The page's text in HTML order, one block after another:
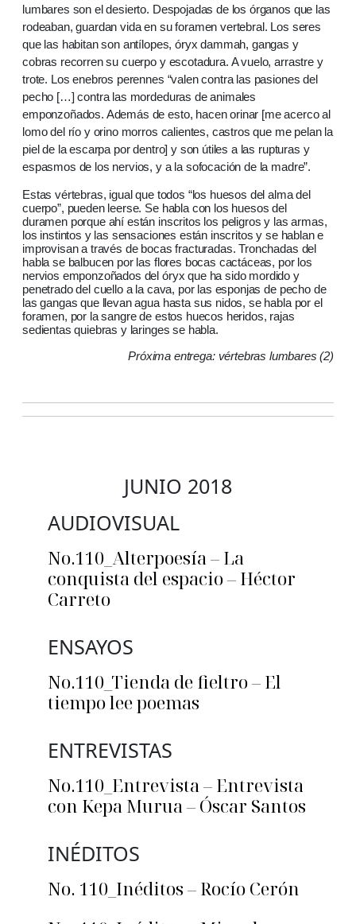
lumbares son el desierto. Despojadas de los órganos que las
rodeaban, guardan vida en su foramen vertebral. Los seres
que las habitan son antílopes, óryx dammah, gangas y
cobras recorren su cuerpo y escotadura. A vuelo, arrastre y
trote. Los enebros perennes “valen contra las pasiones del
pecho […] contra las mordeduras de animales
emponzoñados. Además de esto, hacen orinar [me acerco al
lomo del río y orino morros calientes, castros que me pelan la
piel de la escarpa por dentro] y son útiles a las rupturas y
espasmos de los nervios, y a la sofocación de la madre”.
Estas vértebras, igual que todos “los huesos del alma del
cuerpo”, pueden leerse. Se habla con los huesos del
duramen porque ahí están inscritos los peligros y las armas,
los instintos y las sensaciones están inscritos y se hablan e
improvisan a través de bocas fracturadas. Tronchadas del
habla se balbucen por las flores bocas cactáceas, por los
nervios emponzoñados del óryx que ha sido mordido y
penetrado del cuello a la cava, por las esponjas de pecho de
las gangas que llevan agua hasta sus nidos, se habla por el
foramen, por la sangre de estos huecos heridos, rajas
sedientas quiebras y laringes se habla.
Próxima entrega: vértebras lumbares (2)
JUNIO 2018
AUDIOVISUAL
No.110_Alterpoesía – La
conquista del espacio – Héctor
Carreto
ENSAYOS
No.110_Tienda de fieltro – El
tiempo lee poemas
ENTREVISTAS
No.110_Entrevista – Entrevista
con Kepa Murua – Óscar Santos
INÉDITOS
No. 110_Inéditos – Rocío Cerón